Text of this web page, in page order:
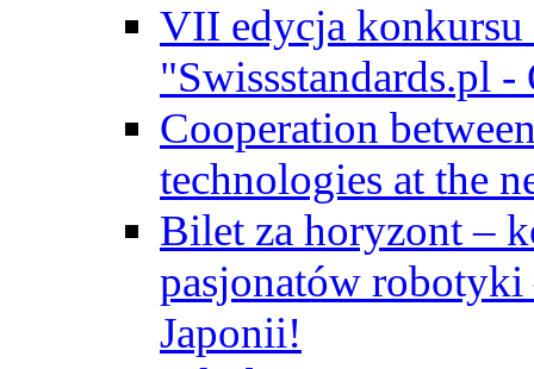
VII edycja konkursu
"Swissstandards.pl
Cooperation
technologies at the
Bilet za horyzont –
pasjonatów
Japonii!